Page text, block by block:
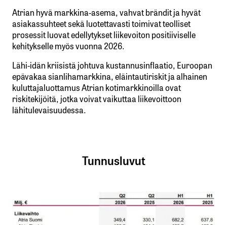
Atrian hyvä markkina-asema, vahvat brändit ja hyvät
asiakassuhteet sekä luotettavasti toimivat teolliset
prosessit luovat edellytykset liikevoiton positiiviselle
kehitykselle myös vuonna 2026.
Lähi-idän kriisistä johtuva kustannusinflaatio, Euroopan
epävakaa sianlihamarkkina, eläintautiriskit ja alhainen
kuluttajaluottamus Atrian kotimarkkinoilla ovat
riskitekijöitä, jotka voivat vaikuttaa liikevoittoon
lähitulevaisuudessa.
Tunnusluvut